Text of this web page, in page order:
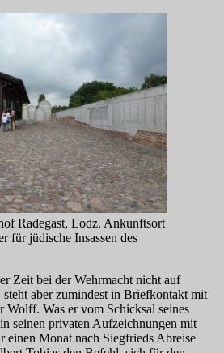
Radegast, Lodz. Ankunftsort
für jüdische Insassen des
Zeit bei der Wehrmacht nicht auf
aber zumindest in Briefkontakt mit
Wolff. Was er vom Schicksal seines
seinen privaten Aufzeichnungen mit
einen Monat nach Siegfrieds Abreise